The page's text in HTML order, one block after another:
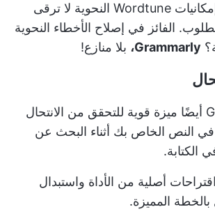
وبالمقارنة، فإن إمكانيات Wordtune النحوية لا ترقى
الفائز في إصلاح الأخطاء النحوية
Grammarly، بلا منازع!
يقدم Grammarly أيضًا ميزة قوية للتحقق من الانتحال
في النص الخاص بك أثناء البحث عن
أصلية من الأداة واستبدال
بالخطة المميزة.